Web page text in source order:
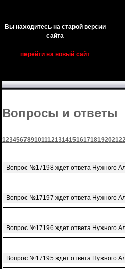
Вы находитесь на старой версии
сайта
перейти на новый сайт
Вопросы и ответы
123456789101112131415161718192021
Вопрос №17198 ждет ответа Нужного
Вопрос №17197 ждет ответа Нужного
Вопрос №17196 ждет ответа Нужного
Вопрос №17195 ждет ответа Нужного